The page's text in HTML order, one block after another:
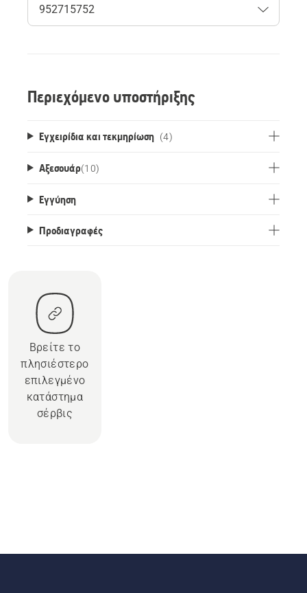
Περιεχόμενο υποστήριξης
Εγχειρίδια και τεκμηρίωση (4)
Αξεσουάρ(10)
Εγγύηση
Προδιαγραφές
Βρείτε το
πλησιέστερο
επιλεγμένο
κατάστημα
σέρβις